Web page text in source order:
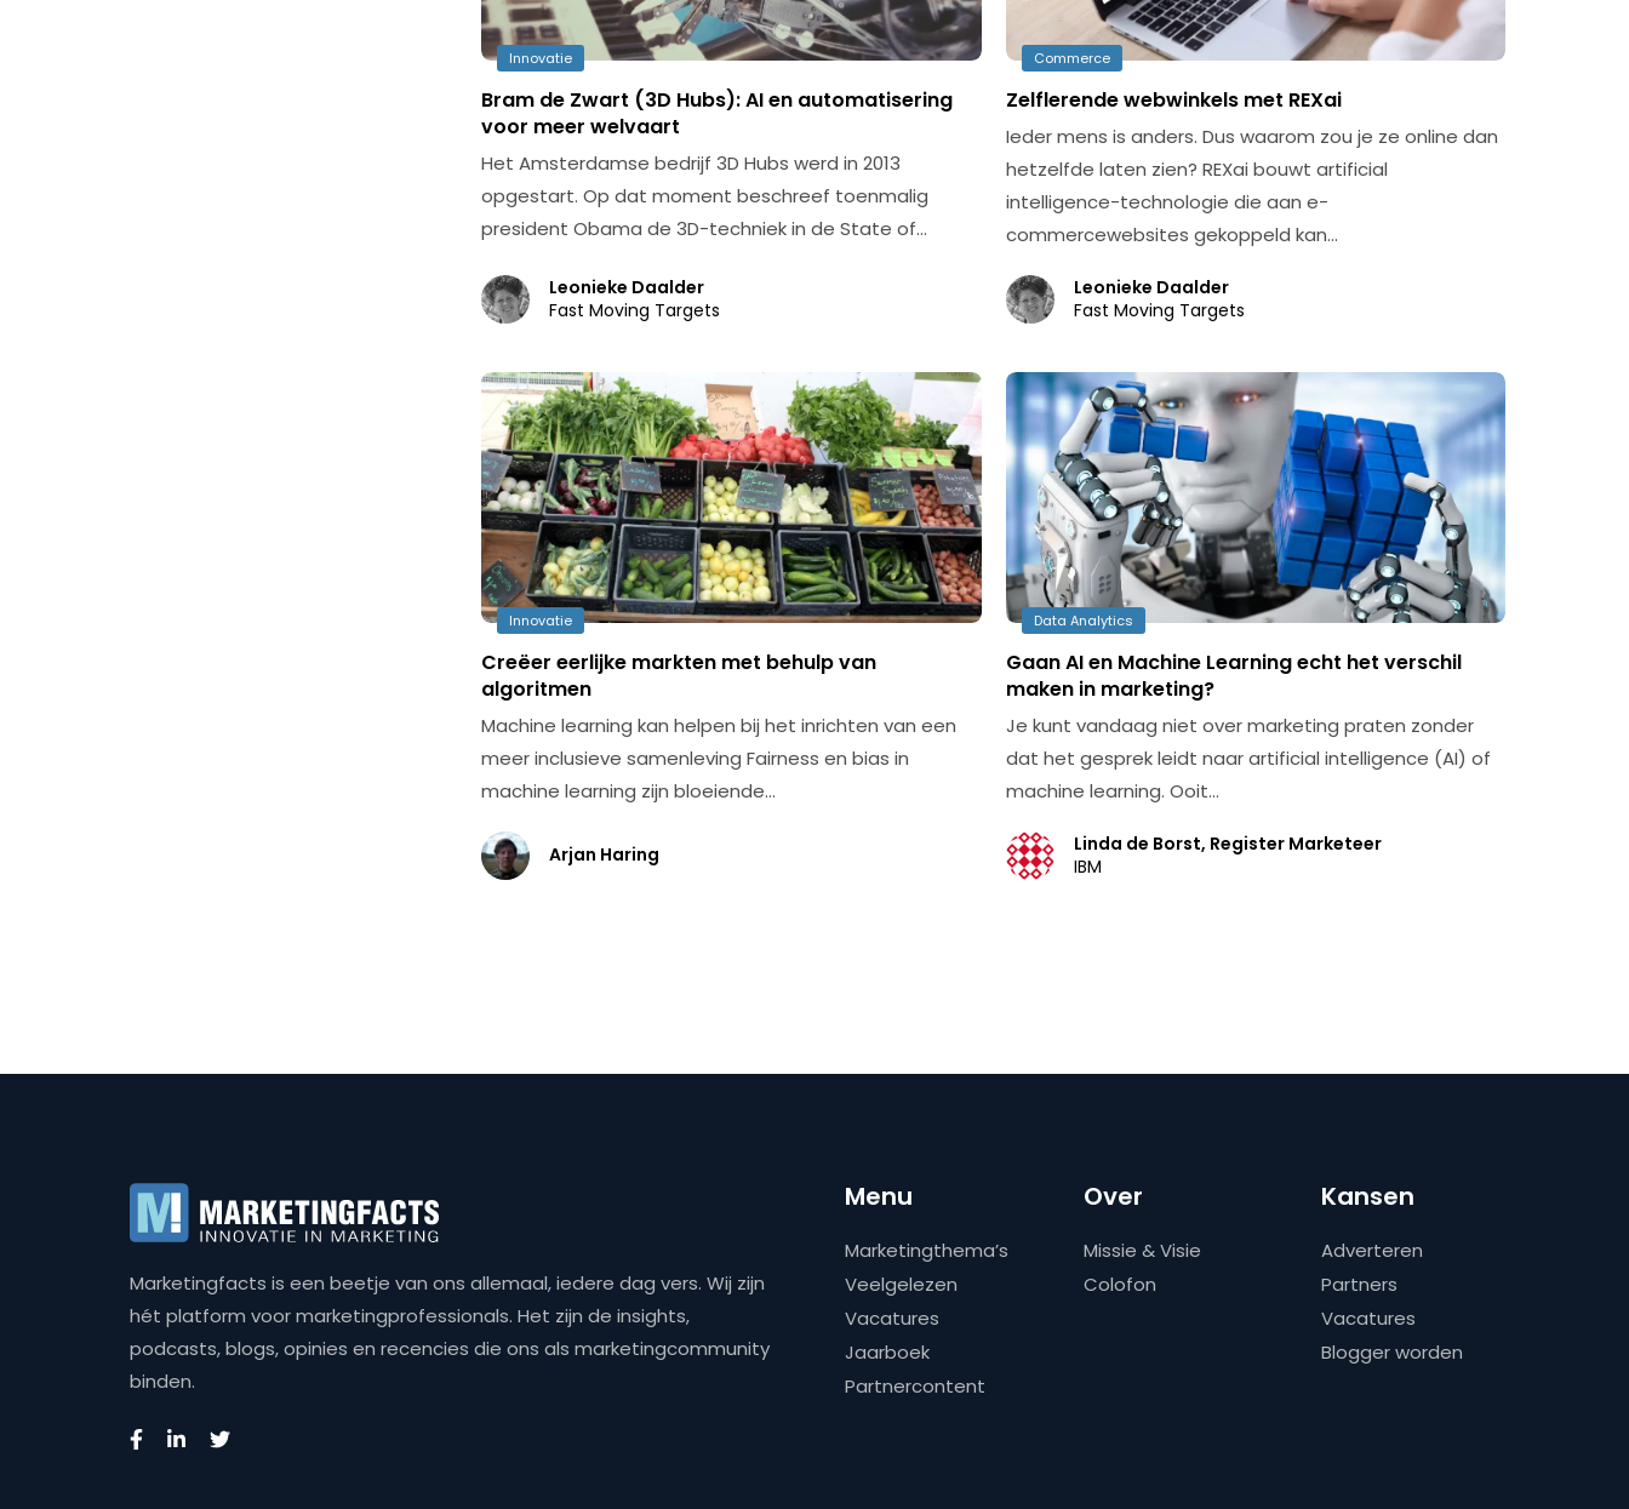
Innovatie
Bram de Zwart (3D Hubs): AI en automatisering
voor meer welvaart
Het Amsterdamse bedrijf 3D Hubs werd in 2013
opgestart. Op dat moment beschreef toenmalig
president Obama de 3D-techniek in de State of…
Leonieke Daalder
Fast Moving Targets
Commerce
Zelflerende webwinkels met REXai
Ieder mens is anders. Dus waarom zou je ze online dan
hetzelfde laten zien? REXai bouwt artificial
intelligence-technologie die aan e-
commercewebsites gekoppeld kan…
Leonieke Daalder
Fast Moving Targets
Innovatie
Creëer eerlijke markten met behulp van
algoritmen
Machine learning kan helpen bij het inrichten van een
meer inclusieve samenleving Fairness en bias in
machine learning zijn bloeiende…
Arjan Haring
Data Analytics
Gaan AI en Machine Learning echt het verschil
maken in marketing?
Je kunt vandaag niet over marketing praten zonder
dat het gesprek leidt naar artificial intelligence (AI) of
machine learning. Ooit…
Linda de Borst, Register Marketeer
IBM
Marketingfacts is een beetje van ons allemaal, iedere dag vers. Wij zijn
hét platform voor marketingprofessionals. Het zijn de insights,
podcasts, blogs, opinies en recencies die ons als marketingcommunity
binden.
Menu
Marketingthema’s
Veelgelezen
Vacatures
Jaarboek
Partnercontent
Over
Missie & Visie
Colofon
Kansen
Adverteren
Partners
Vacatures
Blogger worden